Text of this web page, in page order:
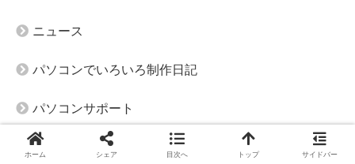
ニュース
パソコンでいろいろ制作日記
パソコンサポート
ホームページ作成
ホーム シェア 目次へ トップ サイドバー